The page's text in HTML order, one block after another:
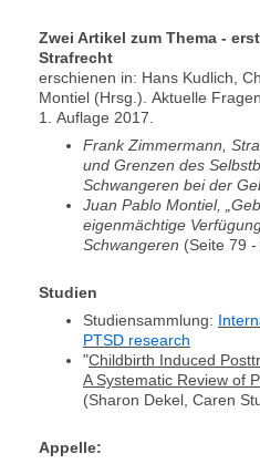
Zwei Artikel zum Thema -
Strafrecht
erschienen in: Hans Kudlich,
Montiel (Hrsg.). Aktuelle
1. Auflage 2017.
Frank Zimmermann,
und Grenzen des
Schwangeren bei der
Juan Pablo Montiel,
eigenmächtige
Schwangeren (Seite 79 -
Studien
Studiensammlung:
PTSD research
"Childbirth Induced
A Systematic Review of
(Sharon Dekel, Caren
Appelle: